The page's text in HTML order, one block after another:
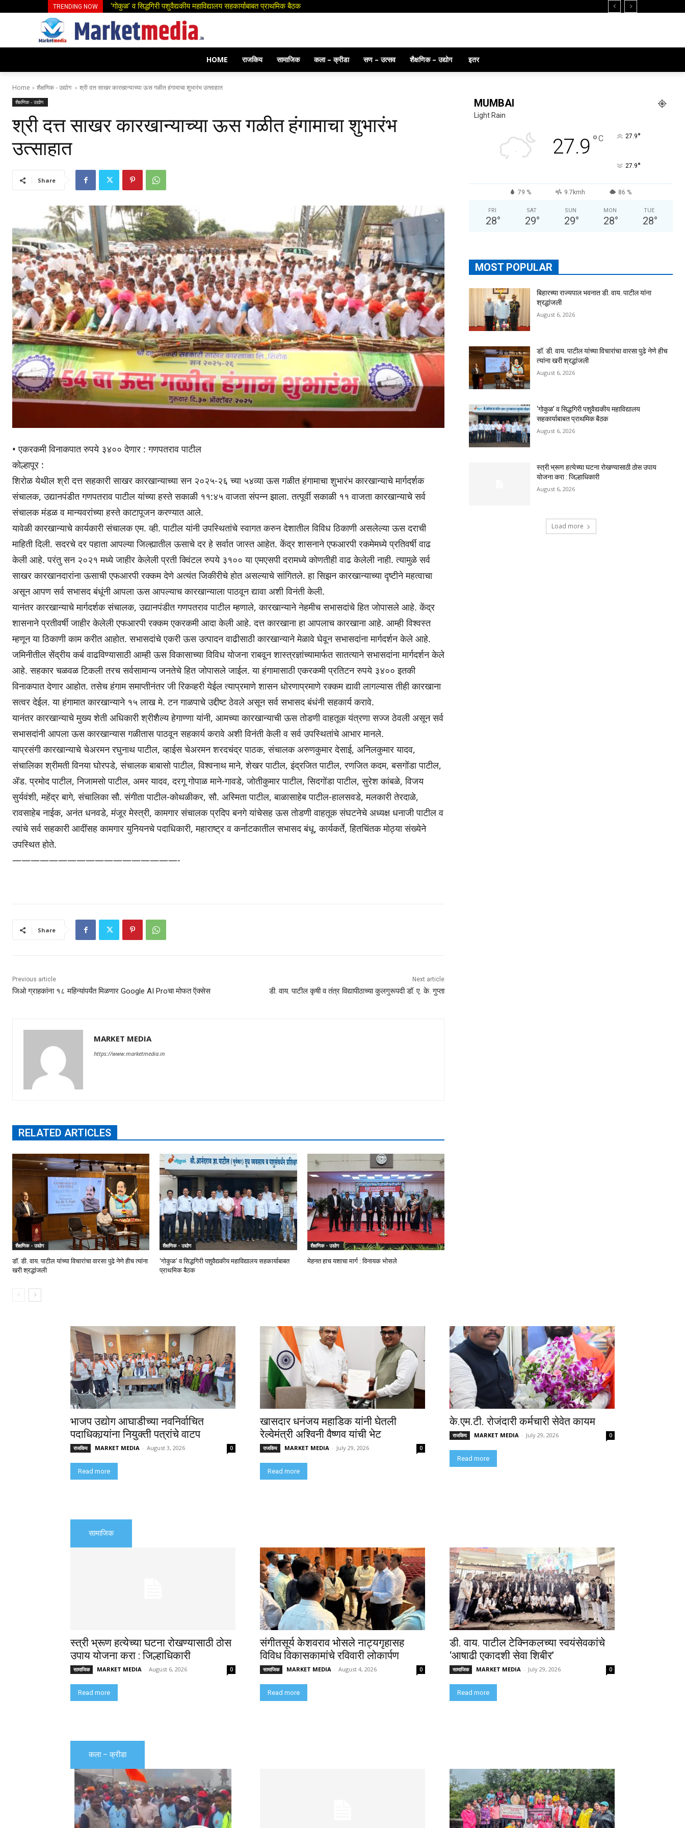
TRENDING NOW स्त्री भ्रूण हत्येच्या घटना रोखण्यासाठी ठोस उपाय योजना करा : जिल्हाधिकारी
HOME राजकिय सामाजिक कला – क्रीडा सण – उत्सव शैक्षणिक – उद्योग इतर
Home शैक्षणिक - उद्योग श्री दत्त साखर कारखान्याच्या ऊस गळीत हंगामाचा शुभारंभ उत्साहात
शैक्षणिक - उद्योग
श्री दत्त साखर कारखान्याच्या ऊस गळीत हंगामाचा शुभारंभ
उत्साहात
Share
• एकरकमी विनाकपात रुपये ३४०० देणार : गणपतराव पाटील
कोल्हापूर :
शिरोळ येथील श्री दत्त सहकारी साखर कारखान्याच्या सन २०२५-२६ च्या ५४व्या ऊस गळीत हंगामाचा शुभारंभ कारखान्याचे मार्गदर्शक
संचालक, उद्यानपंडीत गणपतराव पाटील यांच्या हस्ते सकाळी ११:४५ वाजता संपन्न झाला. तत्पूर्वी सकाळी ११ वाजता कारखान्याचे सर्व
संचालक मंडळ व मान्यवरांच्या हस्ते काटापूजन करण्यात आले.
यावेळी कारखान्याचे कार्यकारी संचालक एम. व्ही. पाटील यांनी उपस्थितांचे स्वागत करुन देशातील विविध ठिकाणी असलेल्या ऊस दराची
माहिती दिली. सदरचे दर पहाता आपल्या जिल्ह्यातील ऊसाचे दर हे सर्वात जास्त आहेत. केंद्र शासनाने एफआरपी रकमेमध्ये प्रतिवर्षी वाढ
केली आहे. परंतु सन २०२१ मध्ये जाहीर केलेली प्रती क्विंटल रुपये ३१०० या एमएसपी दरामध्ये कोणतीही वाढ केलेली नाही. त्यामुळे सर्व
साखर कारखानदारांना ऊसाची एफआरपी रक्कम देणे अत्यंत जिकीरीचे होत असल्याचे सांगितले. हा सिझन कारखान्याच्या दृष्टीने महत्वाचा
असून आपण सर्व सभासद बंधूंनी आपला ऊस आपल्याच कारखान्याला पाठवून द्यावा अशी विनंती केली.
यानंतर कारखान्याचे मार्गदर्शक संचालक, उद्यानपंडीत गणपतराव पाटील म्हणाले, कारखान्याने नेहमीच सभासदांचे हित जोपासले आहे. केंद्र
शासनाने प्रतीवर्षी जाहीर केलेली एफआरपी रक्कम एकरकमी आदा केली आहे. दत्त कारखाना हा आपलाच कारखाना आहे. आम्ही विश्वस्त
म्हणून या ठिकाणी काम करीत आहोत. सभासदांचे एकरी ऊस उत्पादन वाढीसाठी कारखान्याने मेळावे घेवून सभासदांना मार्गदर्शन केले आहे.
जमिनीतील सेंद्रीय कर्ब वाढविण्यासाठी आम्ही ऊस विकासाच्या विविध योजना राबवून शास्त्रज्ञांच्यामार्फत सातत्याने सभासदांना मार्गदर्शन केले
आहे. सहकार चळवळ टिकली तरच सर्वसामान्य जनतेचे हित जोपासले जाईल. या हंगामासाठी एकरकमी प्रतिटन रुपये ३४०० इतकी
विनाकपात देणार आहोत. तसेच हंगाम समाप्तीनंतर जी रिकव्हरी येईल त्याप्रमाणे शासन धोरणाप्रमाणे रक्कम द्यावी लागल्यास तीही कारखाना
सत्वर देईल. या हंगामात कारखान्याने १५ लाख मे. टन गाळपाचे उद्दीष्ट ठेवले असून सर्व सभासद बंधंनी सहकार्य करावे.
यानंतर कारखान्याचे मुख्य शेती अधिकारी श्रीशैल्य हेगाण्णा यांनी, आमच्या कारखान्याची ऊस तोडणी वाहतूक यंत्रणा सज्ज ठेवली असून सर्व
सभासदांनी आपला ऊस कारखान्यास गळीतास पाठवून सहकार्य करावे अशी विनंती केली व सर्व उपस्थितांचे आभार मानले.
याप्रसंगी कारखान्याचे चेअरमन रघुनाथ पाटील, व्हाईस चेअरमन शरदचंद्र पाठक, संचालक अरुणकुमार देसाई, अनिलकुमार यादव,
संचालिका श्रीमती विनया घोरपडे, संचालक बाबासो पाटील, विश्वनाथ माने, शेखर पाटील, इंद्रजित पाटील, रणजित कदम, बसगोंडा पाटील,
ॲड. प्रमोद पाटील, निजामसो पाटील, अमर यादव, दरगू गोपाळ माने-गावडे, जोतीकुमार पाटील, सिदगोंडा पाटील, सुरेश कांबळे, विजय
सुर्यवंशी, महेंद्र बागे, संचालिका सौ. संगीता पाटील-कोथळीकर, सौ. अस्मिता पाटील, बाळासाहेब पाटील-हालसवडे, मलकारी तेरदाळे,
रावसाहेब नाईक, अनंत धनवडे, मंजूर मेस्त्री, कामगार संचालक प्रदिप बनगे यांचेसह ऊस तोडणी वाहतूक संघटनेचे अध्यक्ष धनाजी पाटील व
त्यांचे सर्व सहकारी आदींसह कामगार युनियनचे पदाधिकारी, महाराष्ट्र व कर्नाटकातील सभासद बंधू, कार्यकर्ते, हितचिंतक मोठ्या संख्येने
उपस्थित होते.
——————————————————-
Share
Previous article
जिओ ग्राहकांना १८ महिन्यांपर्यंत मिळणार Google AI Proचा मोफत ऍक्सेस
Next article
डी. वाय. पाटील कृषी व तंत्र विद्यापीठाच्या कुलगुरूपदी डॉ. ए. के. गुप्ता
MARKET MEDIA
https://www.marketmedia.in
RELATED ARTICLES
शैक्षणिक - उद्योग
डॉ. डी. वाय. पाटील यांच्या विचारांचा वारसा पुढे नेणे हीच त्यांना
खरी श्रद्धांजली
शैक्षणिक - उद्योग
‘गोकुळ’ व सिद्धगिरी पशुवैद्यकीय महाविद्यालय सहकार्याबाबत
प्राथमिक बैठक
शैक्षणिक - उद्योग
मेहनत हाच यशाचा मार्ग : विनायक भोसले
MUMBAI
Light Rain
27.9 °C 27.9°
27.9°
79 % 9.7kmh 86 %
FRI
28°
SAT
29°
SUN
29°
MON
28°
TUE
28°
MOST POPULAR
बिहारच्या राज्यपाल भवनात डी. वाय. पाटील यांना
श्रद्धांजली
August 6, 2026
डॉ. डी. वाय. पाटील यांच्या विचारांचा वारसा पुढे नेणे हीच
त्यांना खरी श्रद्धांजली
August 6, 2026
‘गोकुळ’ व सिद्धगिरी पशुवैद्यकीय महाविद्यालय
सहकार्याबाबत प्राथमिक बैठक
August 6, 2026
स्त्री भ्रूण हत्येच्या घटना रोखण्यासाठी ठोस उपाय
योजना करा : जिल्हाधिकारी
August 6, 2026
Load more
भाजप उद्योग आघाडीच्या नवनिर्वाचित
पदाधिकार्‍यांना नियुक्ती पत्रांचे वाटप
राजकिय MARKET MEDIA - August 3, 2026 0
Read more
खासदार धनंजय महाडिक यांनी घेतली
रेल्वेमंत्री अश्विनी वैष्णव यांची भेट
राजकिय MARKET MEDIA - July 29, 2026 0
Read more
के.एम.टी. रोजंदारी कर्मचारी सेवेत कायम
राजकिय MARKET MEDIA - July 29, 2026 0
Read more
सामाजिक
स्त्री भ्रूण हत्येच्या घटना रोखण्यासाठी ठोस
उपाय योजना करा : जिल्हाधिकारी
सामाजिक MARKET MEDIA - August 6, 2026 0
Read more
संगीतसूर्य केशवराव भोसले नाट्यगृहासह
विविध विकासकामांचे रविवारी लोकार्पण
सामाजिक MARKET MEDIA - August 4, 2026 0
Read more
डी. वाय. पाटील टेक्निकलच्या स्वयंसेवकांचे
‘आषाढी एकादशी सेवा शिबीर’
सामाजिक MARKET MEDIA - July 29, 2026 0
Read more
कला – क्रीडा